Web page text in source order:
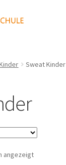
Sweat Kinder
angezeigt